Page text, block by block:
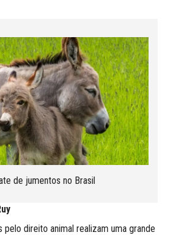
de jumentos no Brasil
pelo direito animal realizam uma grande